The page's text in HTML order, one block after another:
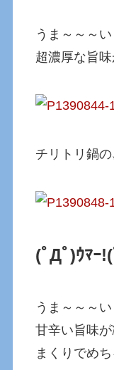
うま～～～い
超濃厚な旨味
チリトリ鍋の
(ﾟДﾟ)ｳﾏｰ!
うま～～～い
甘辛い旨味
まくりでめち